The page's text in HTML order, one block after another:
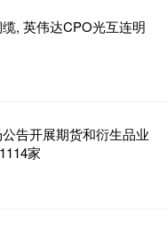
, 英伟达CPO光互连明
告开展期货和衍生品业
家